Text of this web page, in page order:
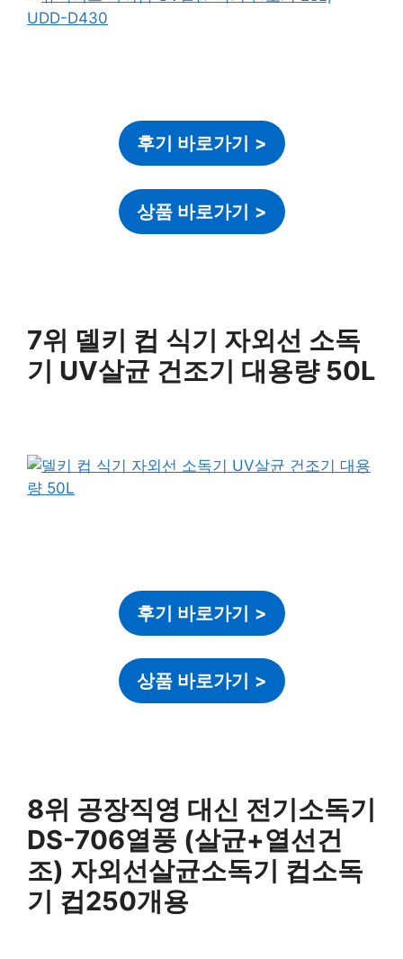
후기 바로가기 >
상품 바로가기 >
7위 델키 컵 식기 자외선 소독
기 UV살균 건조기 대용량 50L
후기 바로가기 >
상품 바로가기 >
8위 공장직영 대신 전기소독기
DS-706열풍 (살균+열선건
조) 자외선살균소독기 컵소독
기 컵250개용